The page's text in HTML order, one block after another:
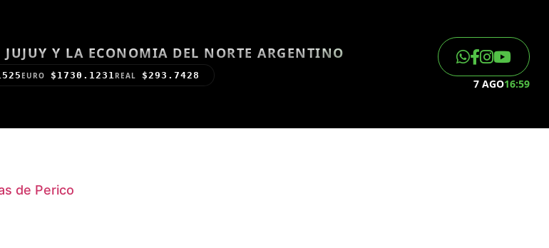
Y LA ECONOMIA DEL NORTE ARGENTINO
EURO $1730.1231REAL $293.7428
7 AGO16:59
de Perico